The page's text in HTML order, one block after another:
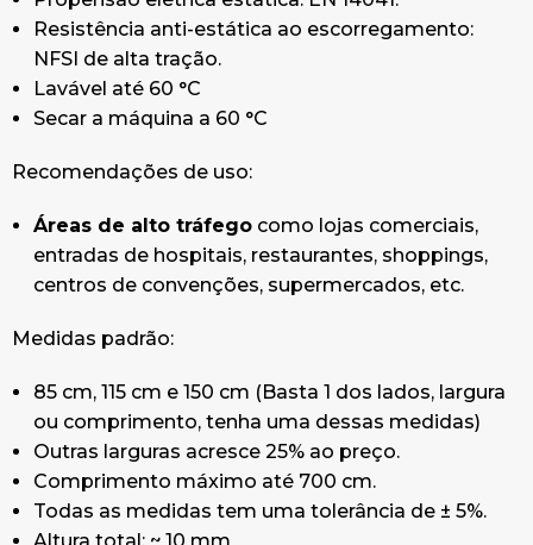
Resistência anti-estática ao escorregamento:
NFSI de alta tração.
Lavável até 60 °C
Secar a máquina a 60 °C
Recomendações de uso:
Áreas de alto tráfegocomo lojas comerciais,
entradas de hospitais, restaurantes, shoppings,
centros de convenções, supermercados, etc.
Medidas padrão:
85 cm, 115 cm e 150 cm (Basta 1 dos lados, largura
ou comprimento, tenha uma dessas medidas)
Outras larguras acresce 25% ao preço.
Comprimento máximo até 700 cm.
Todas as medidas tem uma tolerância de ± 5%.